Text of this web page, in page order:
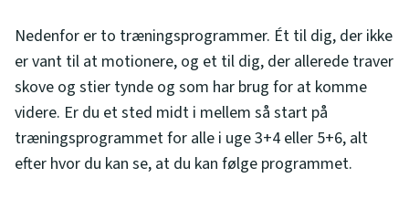
Nedenfor er to træningsprogrammer. Ét til dig, der ikke
er vant til at motionere, og et til dig, der allerede traver
skove og stier tynde og som har brug for at komme
videre. Er du et sted midt i mellem så start på
træningsprogrammet for alle i uge 3+4 eller 5+6, alt
efter hvor du kan se, at du kan følge programmet.